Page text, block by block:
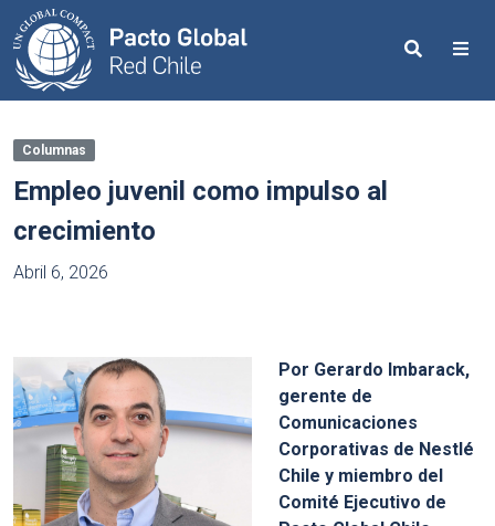
Search
Columnas
Empleo juvenil como impulso al
crecimiento
Abril 6, 2026
Por Gerardo Imbarack,
gerente de
Comunicaciones
Corporativas de Nestlé
Chile y miembro del
Comité Ejecutivo de